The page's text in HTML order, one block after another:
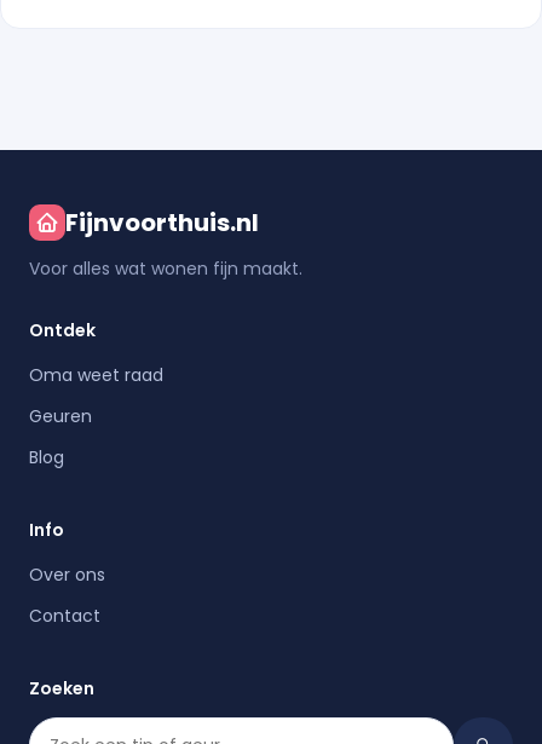
Fijnvoorthuis.nl
Voor alles wat wonen fijn maakt.
Ontdek
Oma weet raad
Geuren
Blog
Info
Over ons
Contact
Zoeken